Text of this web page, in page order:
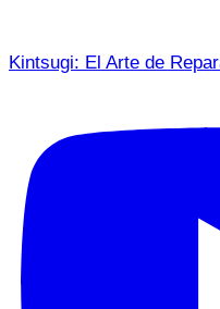
Kintsugi: El Arte de